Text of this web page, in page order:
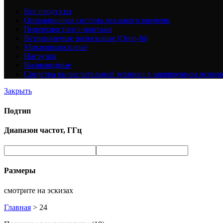
Все продукты
Операционная система реального времени
Поверхностного монтажа
Встраиваемые полосковые (Drop-In)
Микрополосковые
Нагрузки
Волноводные
Средства вычислительной техники в защищенном
Закрыть
Подтип
Диапазон частот, ГГц
Размеры
смотрите на эскизах
Главная > 24